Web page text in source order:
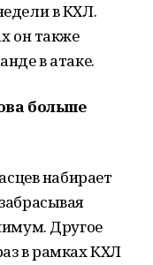
в КХЛ.
он также
в атаке.
больше
набирает
Другое
в рамках КХЛ